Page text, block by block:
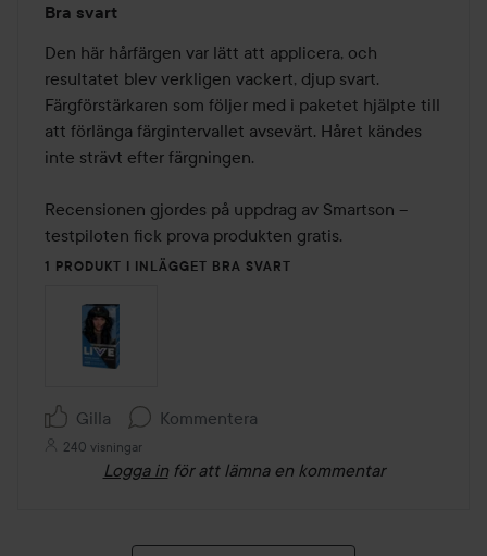
5
av
5
Bra svart
Den här hårfärgen var lätt att applicera, och
resultatet blev verkligen vackert, djup svart.
Färgförstärkaren som följer med i paketet hjälpte till
att förlänga färgintervallet avsevärt. Håret kändes
inte strävt efter färgningen.
Recensionen gjordes på uppdrag av Smartson –
testpiloten fick prova produkten gratis.
1 PRODUKT I INLÄGGET BRA SVART
Gilla Kommentera
240 visningar
Logga in för att lämna en kommentar